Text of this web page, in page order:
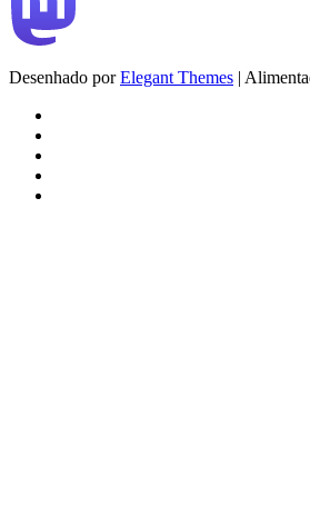
Desenhado porElegant Themes |